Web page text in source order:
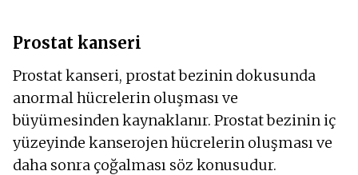
Prostat kanseri
Prostat kanseri, prostat bezinin dokusunda
anormal hücrelerin oluşması ve
büyümesinden kaynaklanır. Prostat bezinin iç
yüzeyinde kanserojen hücrelerin oluşması ve
daha sonra çoğalması söz konusudur.